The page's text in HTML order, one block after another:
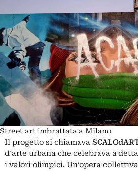
Street art imbrattata a Milano
Il progetto si chiamava
d’arte urbana che celebrava a
i valori olimpici. Un’opera